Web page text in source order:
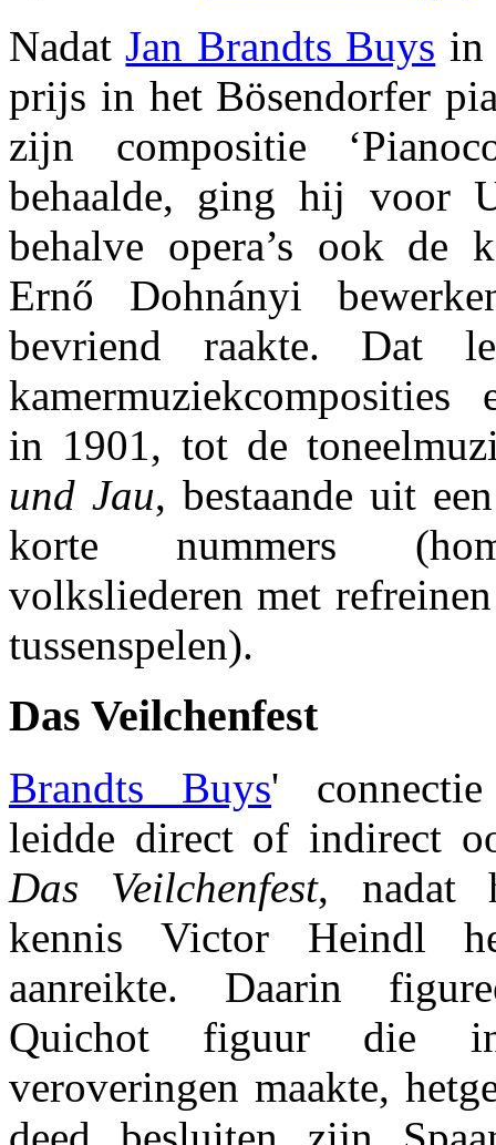
NadatJan Brandts Buys in
prijs in het Bösendorfer
zijn compositie
behaalde, ging hij voor
behalve opera’s ook de
Ernő Dohnányi
bevriend raakte. Dat
kamermuziekcomposities
in 1901, tot de
und Jau, bestaande uit
korte nummers
volksliederen met
tussenspelen).
Das Veilchenfest
Brandts Buys'
leidde direct of indirect
Das Veilchenfest, nadat
kennis Victor Heindl
aanreikte. Daarin
Quichot figuur die
veroveringen maakte,